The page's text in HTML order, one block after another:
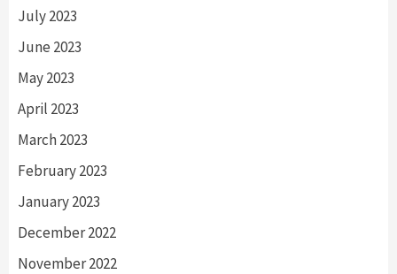
July 2023
June 2023
May 2023
April 2023
March 2023
February 2023
January 2023
December 2022
November 2022